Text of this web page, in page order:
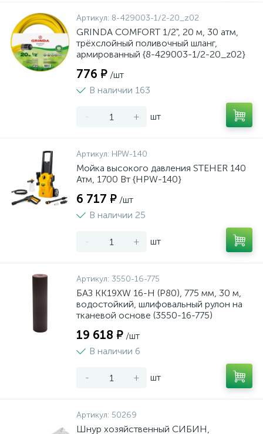
Артикул: 8-429003-1/2-20_z02
GRINDA COMFORT 1/2", 20 м, 30 атм,
трёхслойный поливочный шланг,
армированный {8-429003-1/2-20_z02}
776 ₽ /шт
В наличии 163
- + шт
Артикул: HPW-140
Мойка высокого давления STEHER 140
Атм, 1700 Вт {HPW-140}
6 717 ₽ /шт
В наличии 25
- + шт
Артикул: 3550-16-775
БАЗ KK19XW 16-H (Р80), 775 мм, 30 м,
водостойкий, шлифовальный рулон на
тканевой основе (3550-16-775)
19 618 ₽ /шт
В наличии 6
- + шт
Артикул: 50269
Шнур хозяйственный СИБИН,